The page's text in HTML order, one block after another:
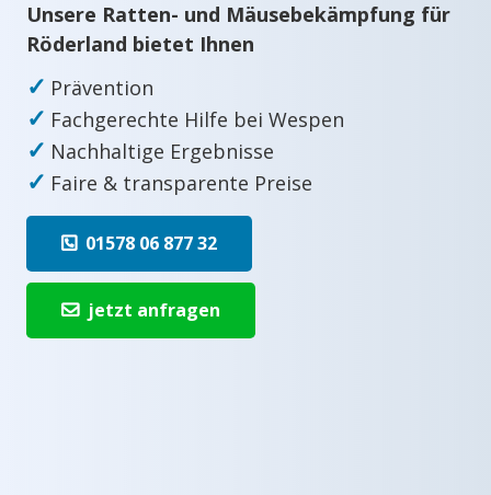
Unsere Ratten- und Mäusebekämpfung für
Röderland bietet Ihnen
✓ Prävention
✓ Fachgerechte Hilfe bei Wespen
✓ Nachhaltige Ergebnisse
✓ Faire & transparente Preise
01578 06 877 32
jetzt anfragen